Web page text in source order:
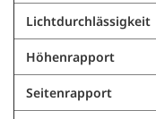
Lichtdurchlässigkeit
Höhenrapport
Seitenrapport